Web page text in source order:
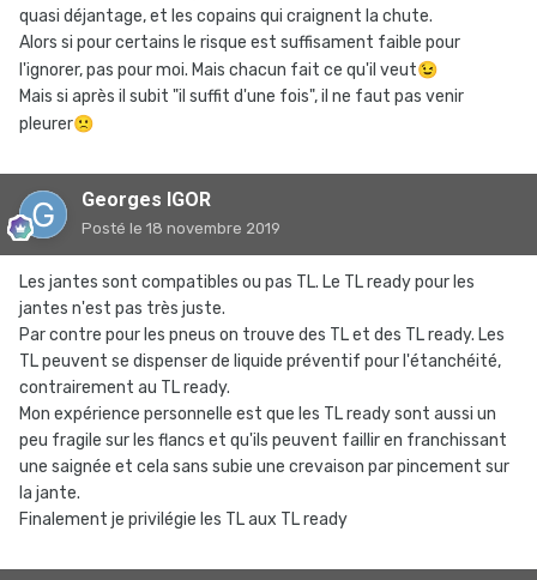
quasi déjantage, et les copains qui craignent la chute.
Alors si pour certains le risque est suffisament faible pour
l'ignorer, pas pour moi. Mais chacun fait ce qu'il veut😉
Mais si après il subit "il suffit d'une fois", il ne faut pas venir
pleurer🙁
Georges IGOR
Posté le 18 novembre 2019
Les jantes sont compatibles ou pas TL. Le TL ready pour les
jantes n'est pas très juste.
Par contre pour les pneus on trouve des TL et des TL ready. Les
TL peuvent se dispenser de liquide préventif pour l'étanchéité,
contrairement au TL ready.
Mon expérience personnelle est que les TL ready sont aussi un
peu fragile sur les flancs et qu'ils peuvent faillir en franchissant
une saignée et cela sans subie une crevaison par pincement sur
la jante.
Finalement je privilégie les TL aux TL ready